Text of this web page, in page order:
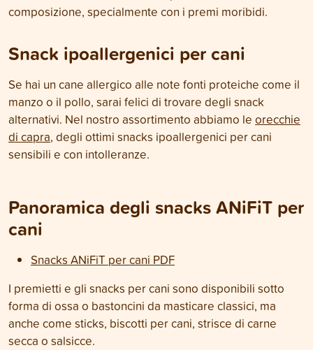
composizione, specialmente con i premi moribidi.
Snack ipoallergenici per cani
Se hai un cane allergico alle note fonti proteiche come il
manzo o il pollo, sarai felici di trovare degli snack
alternativi. Nel nostro assortimento abbiamo le orecchie
di capra, degli ottimi snacks ipoallergenici per cani
sensibili e con intolleranze.
Panoramica degli snacks ANiFiT per
cani
Snacks ANiFiT per cani PDF
I premietti e gli snacks per cani sono disponibili sotto
forma di ossa o bastoncini da masticare classici, ma
anche come sticks, biscotti per cani, strisce di carne
secca o salsicce.